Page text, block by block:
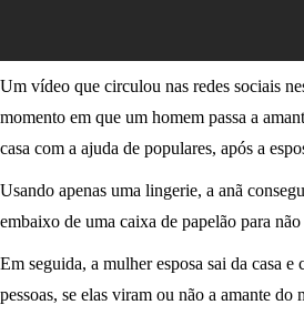
Um vídeo que circulou nas redes sociais
momento em que um homem passa a
casa com a ajuda de populares, após a
Usando apenas uma lingerie, a anã
embaixo de uma caixa de papelão para não
Em seguida, a mulher esposa sai da casa e
pessoas, se elas viram ou não a amante do